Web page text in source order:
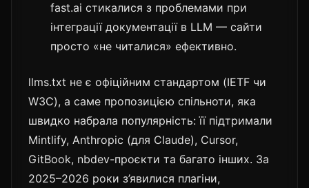
fast.ai стикалися з проблемами при
інтеграції документації в LLM — сайти
просто «не читалися» ефективно.
llms.txt не є офіційним стандартом (IETF чи
W3C), а саме пропозицією спільноти, яка
швидко набрала популярність: її підтримали
Mintlify, Anthropic (для Claude), Cursor,
GitBook, nbdev-проєкти та багато інших. За
2025–2026 роки з’явилися плагіни,